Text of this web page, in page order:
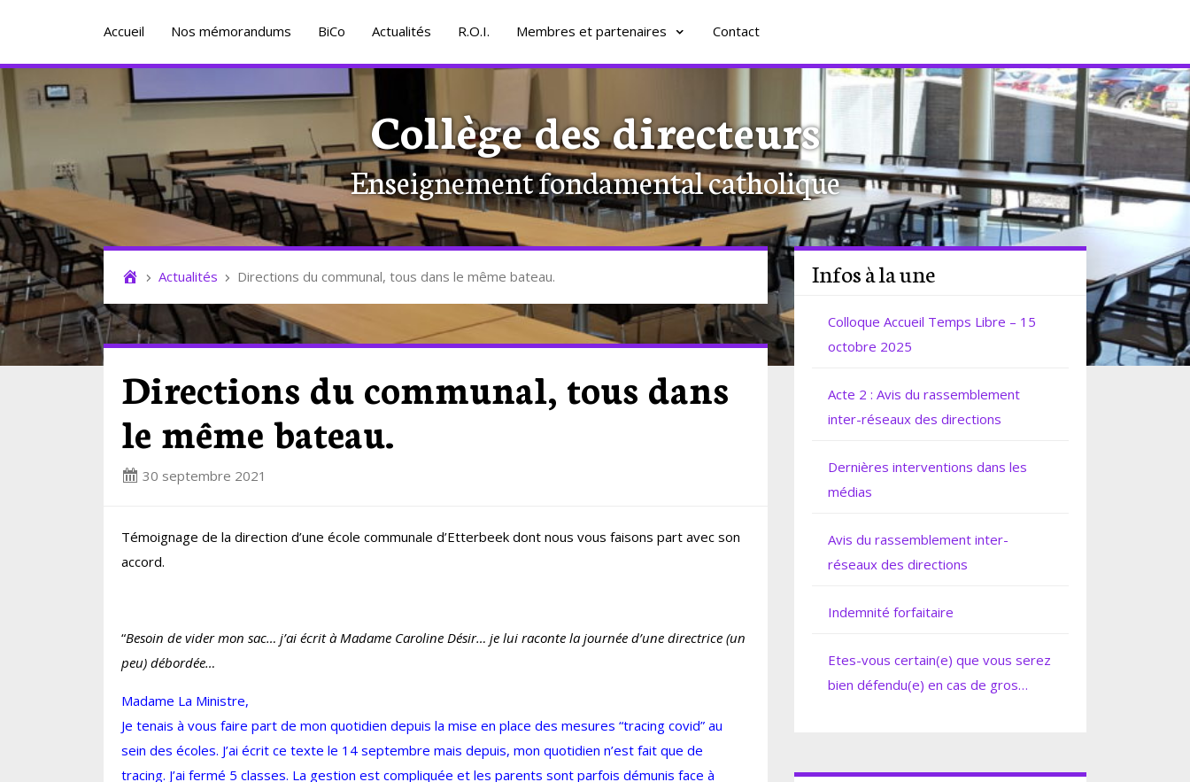
Accueil Nos mémorandums BiCo Actualités R.O.I. Membres et partenaires Contact
Collège des directeurs
Enseignement fondamental catholique
Actualités Directions du communal, tous dans le même bateau.
Directions du communal, tous dans
le même bateau.
30 septembre 2021
Témoignage de la direction d’une école communale d’Etterbeek dont nous vous faisons part avec son
accord.
“Besoin de vider mon sac… j’ai écrit à Madame Caroline Désir… je lui raconte la journée d’une directrice (un
peu) débordée…
Madame La Ministre,
Je tenais à vous faire part de mon quotidien depuis la mise en place des mesures “tracing covid” au
sein des écoles. J’ai écrit ce texte le 14 septembre mais depuis, mon quotidien n’est fait que de
tracing. J’ai fermé 5 classes. La gestion est compliquée et les parents sont parfois démunis face à
Infos à la une
Colloque Accueil Temps Libre – 15
octobre 2025
Acte 2 : Avis du rassemblement
inter-réseaux des directions
Dernières interventions dans les
médias
Avis du rassemblement inter-
réseaux des directions
Indemnité forfaitaire
Etes-vous certain(e) que vous serez
bien défendu(e) en cas de gros